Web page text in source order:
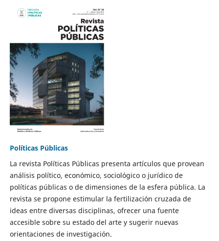
Políticas Públicas
La revista Políticas Públicas presenta artículos que provean
análisis político, económico, sociológico o jurídico de
políticas públicas o de dimensiones de la esfera pública. La
revista se propone estimular la fertilización cruzada de
ideas entre diversas disciplinas, ofrecer una fuente
accesible sobre su estado del arte y sugerir nuevas
orientaciones de investigación.